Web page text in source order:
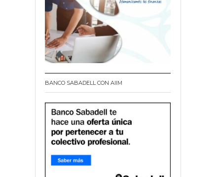
BANCO SABADELL CON AIIM